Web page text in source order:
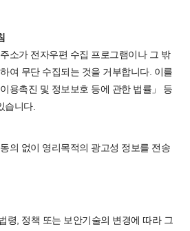
자주 묻는 질문에서 먼저 확인하세요.
소가 전자우편 수집 프로그램이나 그 밖
여 무단 수집되는 것을 거부합니다. 이를
용촉진 및 정보보호 등에 관한 법률」 등
습니다.
의 없이 영리목적의 광고성 정보를 전송
령, 정책 또는 보안기술의 변경에 따라 그